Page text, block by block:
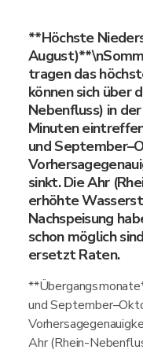
**Höchste
tragen das
können sich über
Nebenfluss) in
Minuten
und
sinkt. Die Ahr
erhöhte
Nachspeisung
schon möglich
ersetzt Raten.
und
Ahr (Rhein-